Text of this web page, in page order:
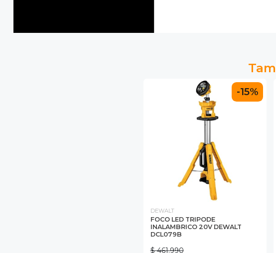
-15%
DEWALT
FOCO LED TRIPODE
INALAMBRICO 20V DEWALT
DCL079B
$ 461.990